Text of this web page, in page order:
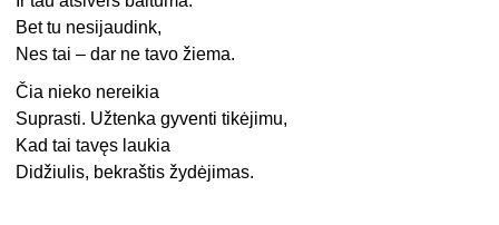
Bet tu nesijaudink,
Nes tai – dar ne tavo žiema.
Čia nieko nereikia
Suprasti. Užtenka gyventi tikėjimu,
Kad tai tavęs laukia
Didžiulis, bekraštis žydėjimas.